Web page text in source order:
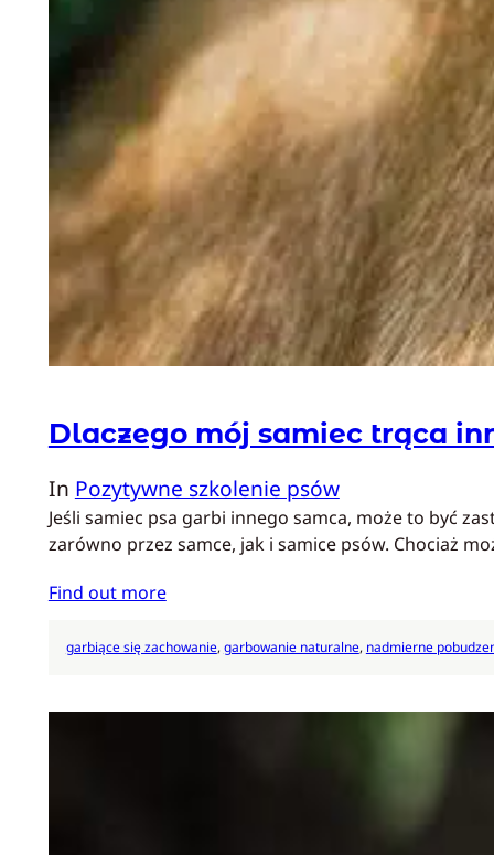
Dlaczego mój samiec trąca
In Pozytywne szkolenie psów
Jeśli samiec psa garbi innego samca, może to być
zarówno przez samce, jak i samice psów. Chociaż
Find out more
garbiące się zachowanie, garbowanie naturalne, nadmierne